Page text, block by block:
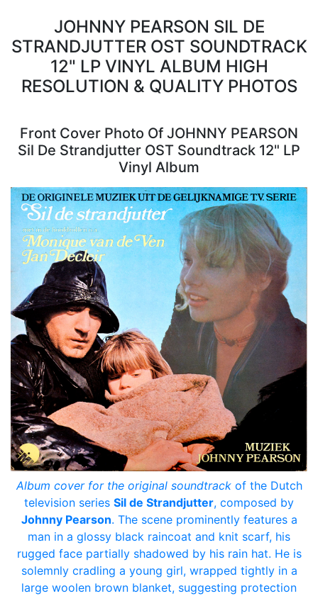
JOHNNY PEARSON SIL DE
STRANDJUTTER OST SOUNDTRACK
12" LP VINYL ALBUM HIGH
RESOLUTION & QUALITY PHOTOS
Front Cover Photo Of JOHNNY PEARSON
Sil De Strandjutter OST Soundtrack 12" LP
Vinyl Album
Album cover for the original soundtrackof the Dutch
television series Sil de Strandjutter, composed by
Johnny Pearson. The scene prominently features a
man in a glossy black raincoat and knit scarf, his
rugged face partially shadowed by his rain hat. He is
solemnly cradling a young girl, wrapped tightly in a
large woolen brown blanket, suggesting protection